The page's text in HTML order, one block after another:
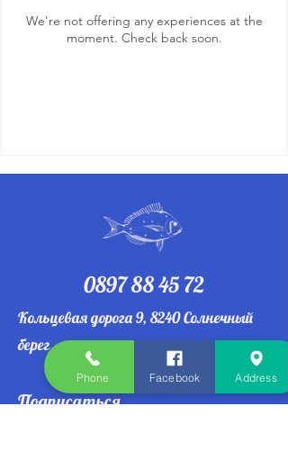
We're not offering any experiences at the
moment. Check back soon.
0897 88 45 72
Кольцевая дорога 9, 8240 Солнечный
берег
Подписаться
Phone Facebook Address